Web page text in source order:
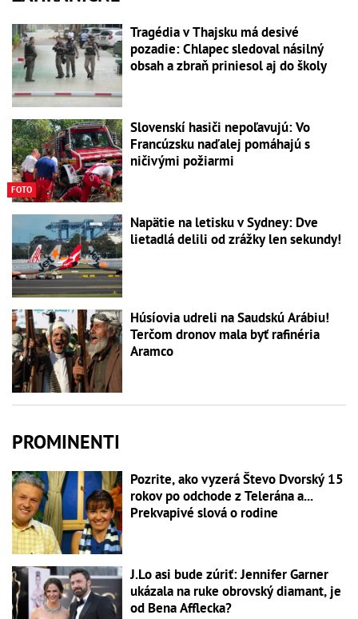
Tragédia v Thajsku má desivé
pozadie: Chlapec sledoval násilný
obsah a zbraň priniesol aj do školy
FOTO
Slovenskí hasiči nepoľavujú: Vo
Francúzsku naďalej pomáhajú s
ničivými požiarmi
Napätie na letisku v Sydney: Dve
lietadlá delili od zrážky len sekundy!
Húsíovia udreli na Saudskú Arábiu!
Terčom dronov mala byť rafinéria
Aramco
PROMINENTI
Pozrite, ako vyzerá Števo Dvorský 15
rokov po odchode z Telerána a...
Prekvapivé slová o rodine
J.Lo asi bude zúriť: Jennifer Garner
ukázala na ruke obrovský diamant, je
od Bena Afflecka?